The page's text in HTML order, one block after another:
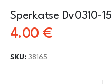
Sperkatse Dv0310-15
4.00€
SKU: 38165